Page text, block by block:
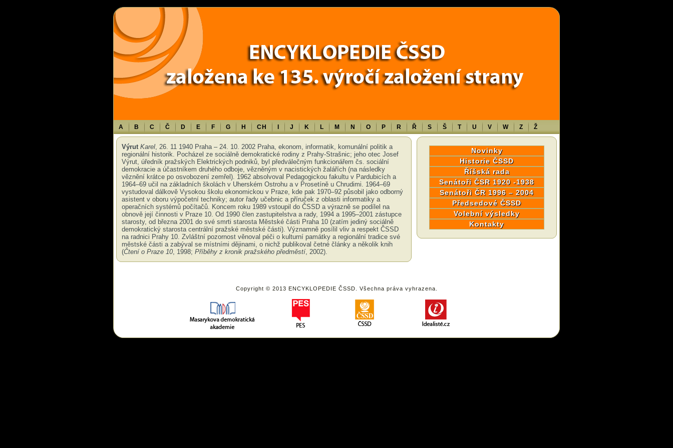
: Use of undefined constant TXT - assumed 'TXT' (this will throw an Error in a future version of PHP) in /data/www/17010/historiecssd_cz/www/wp-content/themes/sablona/functions.php
A B C Č D E F G H CH J K L M N O P R Ř S Š T U V W Z Ž
Výrut Karel, 26. 11 1940 Praha – 24. 10. 2002 Praha, ekonom, informatik, komunální politik a
regionální historik. Pocházel ze sociálně demokratické rodiny z Prahy-Strašnic; jeho otec Josef
Výrut, úředník pražských Elektrických podniků, byl předválečným funkcionářem čs. sociální
demokracie a účastníkem druhého odboje, vězněným v nacistických žalářích (na následky
věznění krátce po osvobození zemřel). 1962 absolvoval Pedagogickou fakultu v Pardubicích a
1964–69 učil na základních školách v Uherském Ostrohu a v Prosetíně u Chrudimi. 1964–69
vystudoval dálkově Vysokou školu ekonomickou v Praze, kde pak 1970–92 působil jako odborný
asistent v oboru výpočetní techniky; autor řady učebnic a příruček z oblasti informatiky a
operačních systémů počítačů. Koncem roku 1989 vstoupil do ČSSD a výrazně se podílel na
obnově její činnosti v Praze 10. Od 1990 člen zastupitelstva a rady, 1994 a 1995–2001 zástupce
starosty, od března 2001 do své smrti starosta Městské části Praha 10 (zatím jediný sociálně
demokratický starosta centrální pražské městské části). Významně posílil vliv a respekt ČSSD
na radnici Prahy 10. Zvláštní pozornost věnoval péči o kulturní památky a regionální tradice své
městské části a zabýval se místními dějinami, o nichž publikoval četné články a několik knih
(Čtení o Praze 10, 1998; Příběhy z kronik pražského předměstí, 2002).
Novinky
Historie ČSSD
Říšská rada
Senátoři ČSR 1920 -1938
Senátoři ČR 1996 – 2004
Předsedové ČSSD
Volební výsledky
Kontakty
Copyright © 2013 ENCYKLOPEDIE ČSSD. Všechna práva vyhrazena.